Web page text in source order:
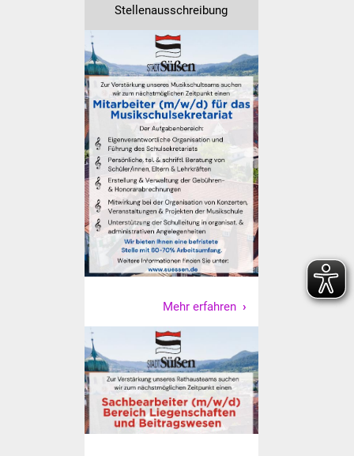
Familien
Kinder und Jugendliche
Schülerferienprogramm
Migration und Integration
Freundeskreis Asyl
Ukraine-Hilfe
Wohnen
Bauen in Süßen
Baugrundstücke
Wirtschaft
Haushalt & Infos
Stellenausschreibung
Mehr erfahren